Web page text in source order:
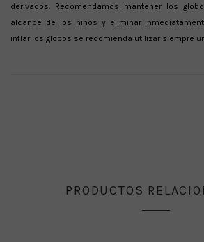
derivados. Recomendamos mantener los
alcance de los niños y eliminar
inflar los globos se recomienda utilizar siempre
PRODUCTOS